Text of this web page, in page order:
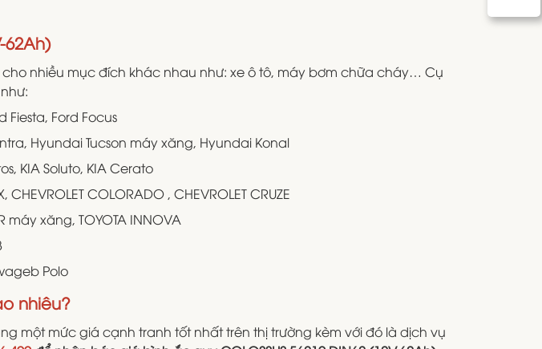
62Ah)
nhiều mục đích khác nhau như: xe ô tô, máy bơm chữa cháy… Cụ
Fiesta, Ford Focus
Hyundai Tucson máy xăng, Hyundai Konal
KIA Soluto, KIA Cerato
COLORADO , CHEVROLET CRUZE
máy xăng, TOYOTA INNOVA
Polo
nhiêu?
một mức giá cạnh tranh tốt nhất trên thị trường kèm với đó là dịch vụ